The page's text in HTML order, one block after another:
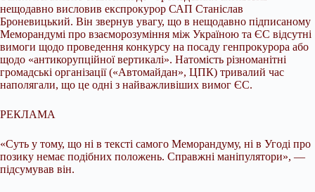
нещодавно висловив експрокурор САП Станіслав
Броневицький. Він звернув увагу, що в нещодавно підписаному
Меморандумі про взаєморозуміння між Україною та ЄС відсутні
вимоги щодо проведення конкурсу на посаду генпрокурора або
щодо «антикорупційної вертикалі». Натомість різноманітні
громадські організації («Автомайдан», ЦПК) тривалий час
наполягали, що це одні з найважливіших вимог ЄС.
РЕКЛАМА
«Суть у тому, що ні в тексті самого Меморандуму, ні в Угоді про
позику немає подібних положень. Справжні маніпулятори», —
підсумував він.